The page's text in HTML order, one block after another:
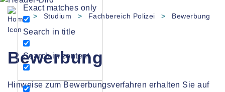
Exact matches only
Search in title
Search in content
> Studium > Fachbereich Polizei > Bewerbung
Bewerbung
Hinweise zum Bewerbungsverfahren erhalten Sie auf